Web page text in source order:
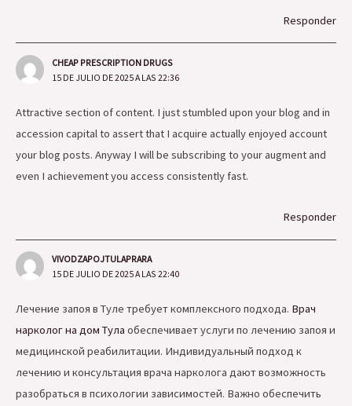
Responder
CHEAP PRESCRIPTION DRUGS
15 DE JULIO DE 2025 A LAS 22:36
Attractive section of content. I just stumbled upon your blog and in
accession capital to assert that I acquire actually enjoyed account
your blog posts. Anyway I will be subscribing to your augment and
even I achievement you access consistently fast.
Responder
VIVODZAPOJTULAPRARA
15 DE JULIO DE 2025 A LAS 22:40
Лечение запоя в Туле требует комплексного подхода. Врач
нарколог на дом Тула обеспечивает услуги по лечению запоя и
медицинской реабилитации. Индивидуальный подход к
лечению и консультация врача нарколога дают возможность
разобраться в психологии зависимостей. Важно обеспечить